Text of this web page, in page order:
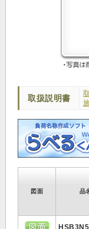
取扱説明書
図面 品